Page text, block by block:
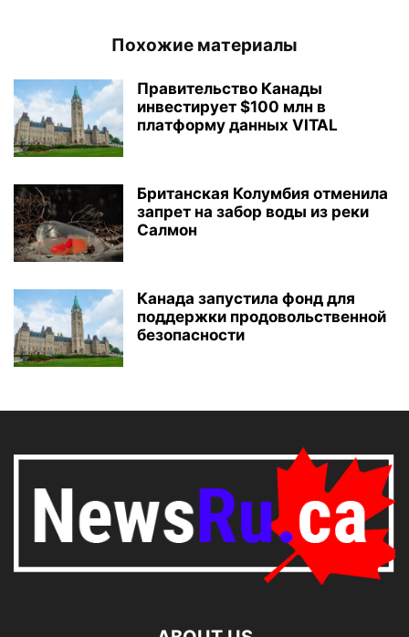
Похожие материалы
Правительство Канады
инвестирует $100 млн в
платформу данных VITAL
Британская Колумбия отменила
запрет на забор воды из реки
Салмон
Канада запустила фонд для
поддержки продовольственной
безопасности